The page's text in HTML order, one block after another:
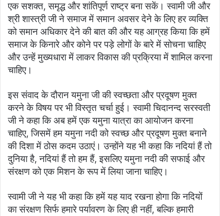
एक सशक्त, समृद्ध और शांतिपूर्ण राष्ट्र बना सकें। स्वामी जी और
श्री शास्त्री जी ने समाज में समान अवसर देने के लिए हर व्यक्ति
को समान अधिकार देने की बात की और यह आग्रह किया कि हमें
समाज के किनारे और कोने पर पड़े लोगों के बारे में सोचना चाहिए
और उन्हें मुख्यधारा में लाकर विकास की प्रक्रिया में शामिल करना
चाहिए।
इस संवाद के दौरान यमुना जी की स्वच्छता और प्रदूषण मुक्त
करने के विषय पर भी विस्तृत चर्चा हुई। स्वामी चिदानन्द सरस्वती
जी ने कहा कि अब हमें एक यमुना यात्रा का आयोजन करना
चाहिए, जिसमें हम यमुना नदी को स्वच्छ और प्रदूषण मुक्त बनाने
की दिशा में ठोस कदम उठाएं। उन्होंने यह भी कहा कि नदियां हैं तो
दुनिया है, नदियां हैं तो हम हैं, इसलिए यमुना नदी की सफाई और
संरक्षण को एक मिशन के रूप में लिया जाना चाहिए।
स्वामी जी ने यह भी कहा कि हमें यह याद रखना होगा कि नदियों
का संरक्षण सिर्फ हमारे पर्यावरण के लिए ही नहीं, बल्कि हमारी